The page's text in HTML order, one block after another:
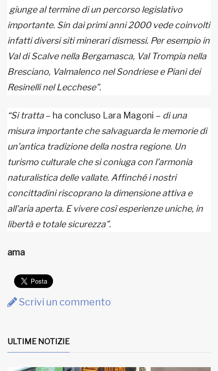
giunge al termine di un percorso legislativo
importante. Sin dai primi anni 2000 vede coinvolti
infatti diversi siti minerari dismessi. Per esempio in
Val di Scalve nella Bergamasca, Val Trompia nella
Bresciano, Valmalenco nel Sondriese e Piani dei
Resinelli nel Lecchese”.
“Si tratta – ha concluso Lara Magoni – di una
misura importante che salvaguarda le memorie di
un’antica tradizione della nostra regione. Un
turismo culturale che si coniuga con l’armonia
naturalistica delle vallate. Affinché i nostri
concittadini riscoprano la dimensione attiva e
all’aria aperta. E vivere così esperienze uniche, in
libertà e totale sicurezza”.
ama
Scrivi un commento
ULTIME NOTIZIE